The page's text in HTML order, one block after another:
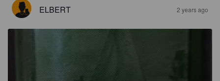
ELBERT 2 years ago